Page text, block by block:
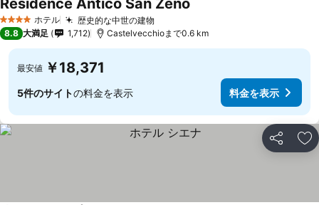
4 ホテルのランク
ホテル 歴史的な中世の建物
Residence Antico San Zeno
8.8 大満足 1,712 Castelvecchioまで0.6 km
最安値 ￥18,371
5件のサイトの料金を表示 料金を表示
シェア お